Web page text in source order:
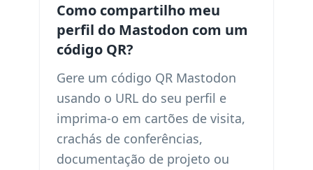
Como compartilho meu
perfil do Mastodon com um
código QR?
Gere um código QR Mastodon
usando o URL do seu perfil e
imprima-o em cartões de visita,
crachás de conferências,
documentação de projeto ou